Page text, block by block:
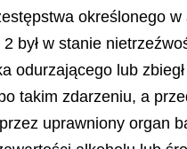
określonego w
był w stanie
odurzającego lub
takim zdarzeniu, a
uprawniony organ